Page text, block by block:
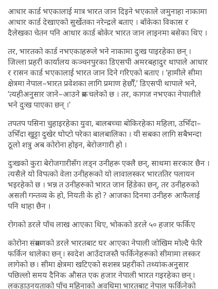
आधार कार्ड भएकालाई मात्र भारत जान दिइने भएकाले जमुनाहा नाकामा
आधार कार्ड देखाएको सुर्खेतका नरेन्द्रले बताए । बाँकेका विकास र
दैलेखका चेतन पनि आधार कार्ड बोकेर भारत जान लाइनमा बसेका थिए ।
तर, भारतको कार्ड नभएकाहरूले भने नाकामा दुःख पाइरहेका छन् ।
जिल्ला प्रहरी कार्यालय कञ्चनपुरका डिएसपी अमरबहादुर थापाले आधार
र रासन कार्ड भएकालाई भारत जान दिने गरिएको बताए । ‘हामीले सीमा
क्षेत्रमा नेपाल–भारत प्रवेशका लागि प्रमाण हेर्छौँ,’ डिएसपी थापाले भने,
‘त्यहीअनुसार जाने–आउने क्रम चलेको छ । तर, कागज नभएका नेपालीले
भने दुःख पाएका छन् ।’
तपतप पसिना चुहाइरहेका युवा, बालबच्चा बोकिरहेका महिला, उभिँदा–
उभिँदा खुट्टा दुखेर घोप्टो परेका बालबालिका । यी सबका लागि सबैभन्दा
ठूलो शत्रु अब कोरोना होइन, बेरोजगारी हो ।
दुःखको कुरा बेरोजगारीसँग लड्न उनीहरू एक्लै छन्, साथमा सरकार छैन ।
त्यसैले यो विपत्को वेला उनीहरूको यो लावालस्कर भारततिर पलायन
भइरहेको छ । भन्न त उनीहरुको भारत जान हिंडेका छन्, तर उनीहरुको
असली गन्तव्य के हो, नियती के हो ? आजका दिनमा उनीहरु आफैलाई
पनि थाहा छैन ।
रोगको डरले पाँच लाख आएका थिए, भोकको डरले ५० हजार फर्किए
कोरोना संक्रमणको डरले भारतबाट घर आएका नेपाली जोखिम मोल्दै फेरि
फर्किन थालेका छन् । स्वदेश आउँदाजस्तै फर्किनेहरूको सीमामा लस्कर
लागेको छ । सीमा क्षेत्रमा खटिएको सशस्त्र प्रहरीको तथ्यांकअनुसार
पछिल्लो समय दैनिक औसत एक हजार नेपाली भारत गइरहेका छन् ।
लकडाउनयताको पाँच महिनाको अवधिमा भारतबाट नेपाल फर्किनेको